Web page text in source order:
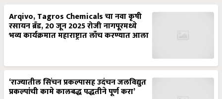
Arqivo, Tagros Chemicals चा नवा कृषी
रसायन ब्रँड, 20 जून 2025 रोजी नागपूरमध्ये
भव्य कार्यक्रमात महाराष्ट्रात लाँच करण्यात आला
‘राज्यातील सिंचन प्रकल्पासह उदंचन जलविद्युत
प्रकल्पांची कामे कालबद्ध पद्धतीने पूर्ण करा’